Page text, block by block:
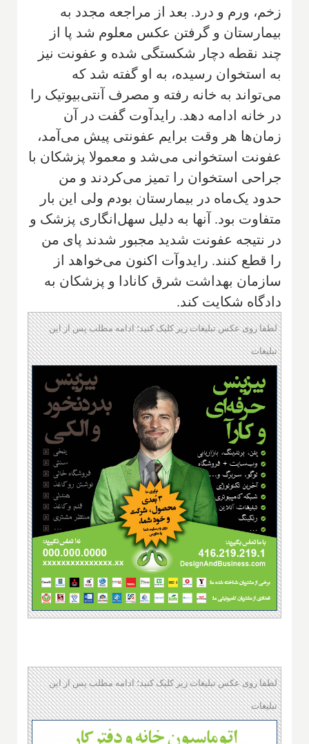
زخم، ورم و درد. بعد از مراجعه مجدد به
بیمارستان و گرفتن عکس معلوم شد پا از
چند نقطه دچار شکستگی شده و عفونت نیز
به استخوان رسیده، به او گفته شد که
می‌تواند به خانه رفته و مصرف آنتی‌بیوتیک را
در خانه ادامه دهد. رایدآوت گفت در آن
زمان‌ها هر وقت برایم عفونتی پیش می‌آمد،
عفونت استخوانی می‌شد و معمولا پزشکان با
جراحی استخوان را تمیز می‌کردند و من
حدود یک‌ماه در بیمارستان بودم ولی این بار
متفاوت بود. آنها به دلیل سهل‌انگاری پزشک و
در نتیجه عفونت شدید مجبور شدند پای من
را قطع کنند. رایدوآت اکنون می‌خواهد از
سازمان بهداشت شرق کانادا و پزشکان به
دادگاه شکایت کند.
لطفا روی عکس تبلیغات زیر کلیک کنید؛ ادامه مطلب پس از این
تبلیغات
لطفا روی عکس تبلیغات زیر کلیک کنید؛ ادامه مطلب پس از این
تبلیغات